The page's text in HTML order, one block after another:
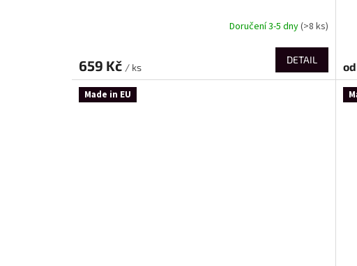
Doručení 3-5 dny(>8 ks)
659 Kč / ks
DETAIL
od
Made in EU